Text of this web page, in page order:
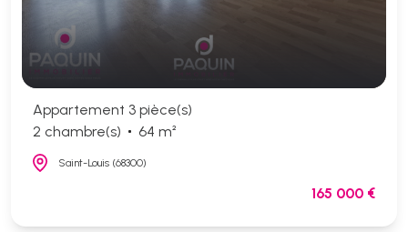
Appartement 3 pièce(s)
2 chambre(s)
64 m²
Saint-Louis (68300)
165 000 €